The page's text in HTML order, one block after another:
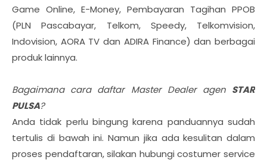
Game Online, E-Money, Pembayaran Tagihan PPOB
(PLN Pascabayar, Telkom, Speedy, Telkomvision,
Indovision, AORA TV dan ADIRA Finance) dan berbagai
produk lainnya.
Bagaimana cara daftar Master Dealer agen STAR
PULSA?
Anda tidak perlu bingung karena panduannya sudah
tertulis di bawah ini. Namun jika ada kesulitan dalam
proses pendaftaran, silakan hubungi costumer service